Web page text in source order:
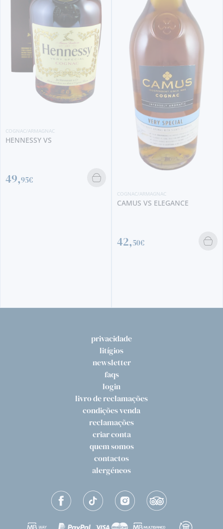
COGNAC/ARMAGNAC
HENNESSY VS
49,95€
COGNAC/ARMAGNAC
CAMUS VS ELEGANCE
42,50€
privacidade
litígios
newsletter
faqs
login
livro de reclamações
condições venda
reclamações
criar conta
quem somos
contactos
alergéneos